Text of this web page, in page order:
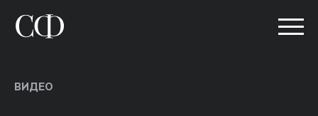
ВИДЕО